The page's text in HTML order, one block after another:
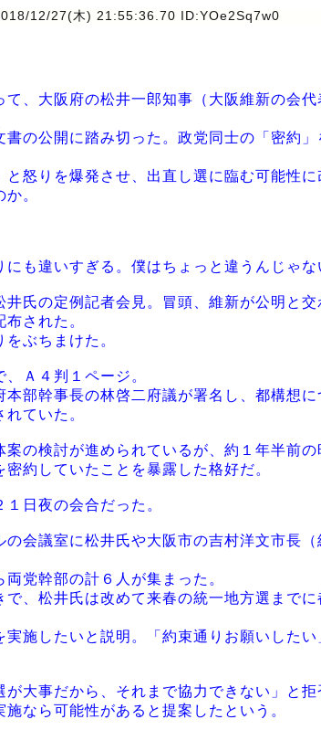
12/27(木) 21:55:36.70 ID:YOe2Sq7w0
、大阪府の松井一郎知事（大阪維新の会代
の公開に踏み切った。政党同士の「密約
怒りを爆発させ、出直し選に臨む可能性に
。
も違いすぎる。僕はちょっと違うんじゃな
氏の定例記者会見。冒頭、維新が公明と交
された。
ぶちまけた。
Ａ４判１ページ。
部幹事長の林啓二府議が署名し、都構想
ていた。
の検討が進められているが、約１年半前の
約していたことを暴露した格好だ。
日夜の会合だった。
会議室に松井氏や大阪市の吉村洋文市長（
党幹部の計６人が集まった。
、松井氏は改めて来春の統一地方選までに
施したいと説明。「約束通りお願いした
大事だから、それまで協力できない」と拒
なら可能性があると提案したという。